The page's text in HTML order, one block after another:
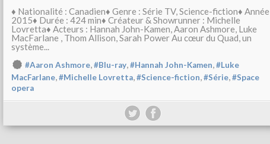
♦ Nationalité : Canadien♦ Genre : Série TV, Science-fiction♦ Année
2015♦ Durée : 424 min♦ Créateur & Showrunner : Michelle
Lovretta♦ Acteurs : Hannah John-Kamen, Aaron Ashmore, Luke
MacFarlane , Thom Allison, Sarah Power Au cœur du Quad, un
système...
#Aaron Ashmore,#Blu-ray,#Hannah John-Kamen,#Luke
MacFarlane,#Michelle Lovretta,#Science-fiction,#Série,#Space
opera